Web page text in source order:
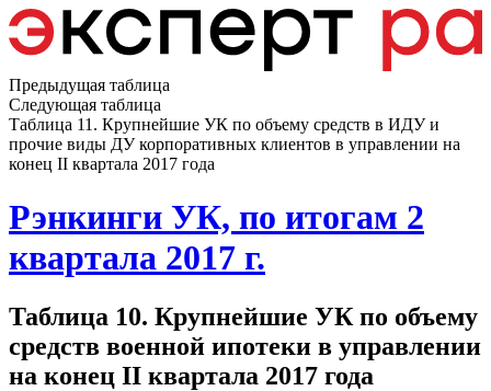
Предыдущая таблица
Следующая таблица
Таблица 11. Крупнейшие УК по объему средств в ИДУ и
прочие виды ДУ корпоративных клиентов в управлении на
конец II квартала 2017 года
Рэнкинги УК, по итогам 2
квартала 2017 г.
Таблица 10. Крупнейшие УК по объему
средств военной ипотеки в управлении
на конец II квартала 2017 года